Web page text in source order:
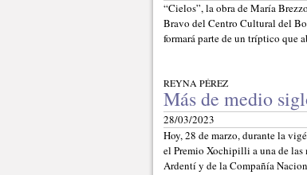
“Cielos”, la obra de María
Bravo del Centro Cultural del
formará parte de un tríptico que
REYNA PÉREZ
Más de medio
28/03/2023
Hoy, 28 de marzo, durante la
el Premio Xochipilli a una de las
Ardentí y de la Compañía